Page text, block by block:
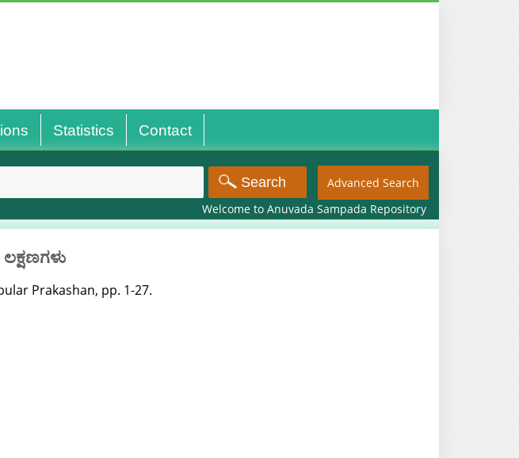
Statistics Contact
Advanced Search
Welcome to Anuvada Sampada Repository
Prakashan, pp. 1-27.